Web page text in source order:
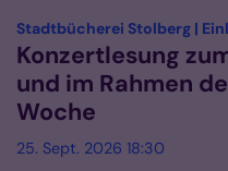
Stadtbücherei Stolberg |
Konzertlesung
und im Rahmen
Woche
25. Sept. 2026 18:30